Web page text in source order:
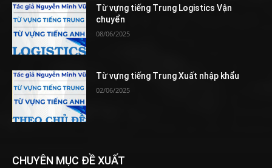
Từ vựng tiếng Trung Logistics Vận
chuyển
08/06/2025
Từ vựng tiếng Trung Xuất nhập khẩu
02/06/2025
CHUYÊN MỤC ĐỀ XUẤT